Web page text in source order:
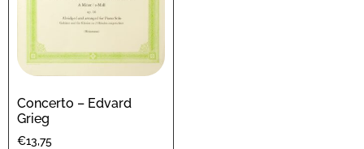
Concerto – Edvard
Grieg
€13,75